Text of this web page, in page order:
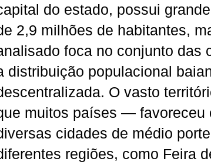
do estado, possui
2,9 milhões de habitantes,
foca no conjunto das
distribuição populacional
O vasto
muitos países — favoreceu
cidades de médio
regiões, como Feira